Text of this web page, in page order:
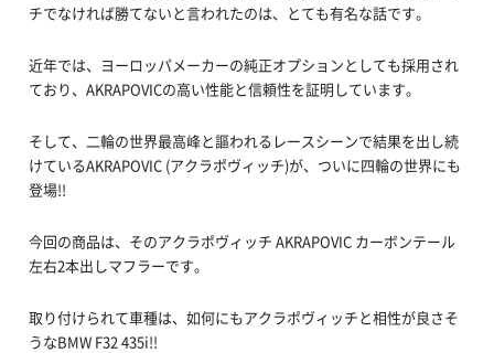
チでなければ勝てないと言われたのは、とても有名な話です。
近年では、ヨーロッパメーカーの純正オプションとしても採用され
ており、AKRAPOVICの高い性能と信頼性を証明しています。
そして、二輪の世界最高峰と謳われるレースシーンで結果を出し続
けているAKRAPOVIC (アクラポヴィッチ)が、ついに四輪の世界にも
登場!!
今回の商品は、そのアクラポヴィッチ AKRAPOVIC カーボンテール
左右2本出しマフラーです。
取り付けられて車種は、如何にもアクラポヴィッチと相性が良さそ
うなBMW F32 435i!!